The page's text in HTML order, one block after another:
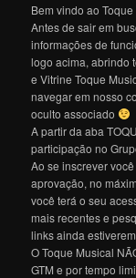
Bem vindo ao
Antes de sair em
informações de
logo acima, abrindo
e Vitrine Toque
navegar em nosso
oculto associado
A partir da aba
participação no
Ao se inscrever
aprovação, no
você terá o seu
mais recentes e
links ainda
O Toque Musical
GTM e por tempo